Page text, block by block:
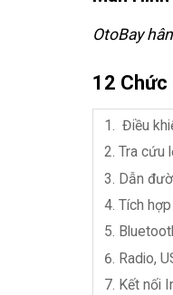
OtoBay
12 Chức
Điều
Tra cứu
Dẫn
Tích
Radio,
Kết nối